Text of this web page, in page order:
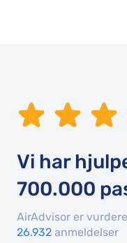
Vi har
700.000
AirAdvisor er
26.932 anmeldelser